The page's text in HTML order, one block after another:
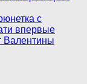
с
впервые
Валентины